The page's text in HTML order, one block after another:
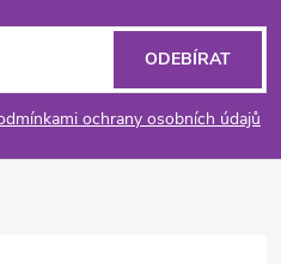
ochrany osobních údajů
ODEBÍRAT